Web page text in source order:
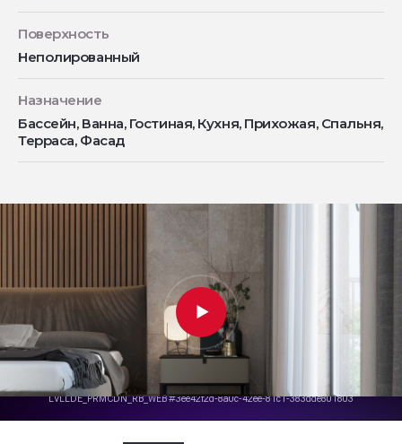
Поверхность
Неполированный
Назначение
Бассейн, Ванна, Гостиная, Кухня, Прихожая, Спальня,
Терраса, Фасад